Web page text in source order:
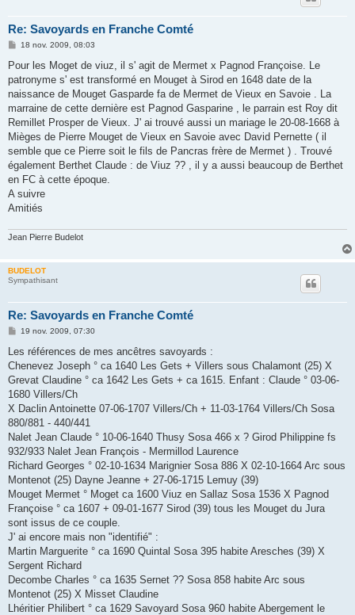
Re: Savoyards en Franche Comté
M
s
a
g
18 nov. 2009, 08:03
Pour les Moget de viuz, il s' agit de Mermet x Pagnod Françoise. Le
patronyme s' est transformé en Mouget à Sirod en 1648 date de la
naissance de Mouget Gasparde fa de Mermet de Vieux en Savoie . La
marraine de cette dernière est Pagnod Gasparine , le parrain est Roy dit
Remillet Prosper de Vieux. J' ai trouvé aussi un mariage le 20-08-1668 à
Mièges de Pierre Mouget de Vieux en Savoie avec David Pernette ( il
semble que ce Pierre soit le fils de Pancras frère de Mermet ) . Trouvé
également Berthet Claude : de Viuz ?? , il y a aussi beaucoup de Berthet
en FC à cette époque.
A suivre
Amitiés
Jean Pierre Budelot
BUDELOT
Sympathisant
Re: Savoyards en Franche Comté
M
s
a
g
19 nov. 2009, 07:30
Les références de mes ancêtres savoyards :
Chenevez Joseph ° ca 1640 Les Gets + Villers sous Chalamont (25) X
Grevat Claudine ° ca 1642 Les Gets + ca 1615. Enfant : Claude ° 03-06-
1680 Villers/Ch
X Daclin Antoinette 07-06-1707 Villers/Ch + 11-03-1764 Villers/Ch Sosa
880/881 - 440/441
Nalet Jean Claude ° 10-06-1640 Thusy Sosa 466 x ? Girod Philippine fs
932/933 Nalet Jean François - Mermillod Laurence
Richard Georges ° 02-10-1634 Marignier Sosa 886 X 02-10-1664 Arc sous
Montenot (25) Dayne Jeanne + 27-06-1715 Lemuy (39)
Mouget Mermet ° Moget ca 1600 Viuz en Sallaz Sosa 1536 X Pagnod
Françoise ° ca 1607 + 09-01-1677 Sirod (39) tous les Mouget du Jura
sont issus de ce couple.
J' ai encore mais non "identifié" :
Martin Marguerite ° ca 1690 Quintal Sosa 395 habite Aresches (39) X
Sergent Richard
Decombe Charles ° ca 1635 Sernet ?? Sosa 858 habite Arc sous
Montenot (25) X Misset Claudine
Lhéritier Philibert ° ca 1629 Savoyard Sosa 960 habite Abergement le